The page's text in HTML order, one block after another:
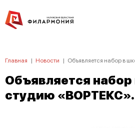
Главная | Новости | Объявляется набор в
Объявляется
студию «ВОРТЕКС».